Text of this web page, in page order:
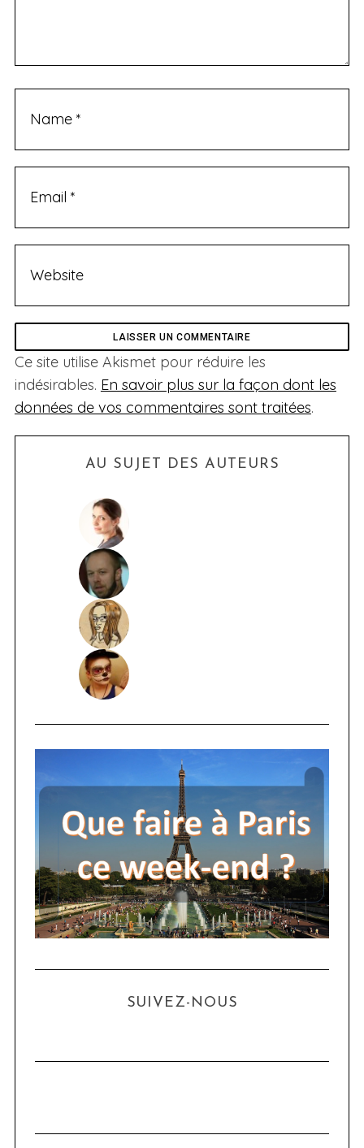
Ce site utilise Akismet pour réduire les
indésirables. En savoir plus sur la façon dont les
données de vos commentaires sont traitées.
AU SUJET DES AUTEURS
SUIVEZ-NOUS